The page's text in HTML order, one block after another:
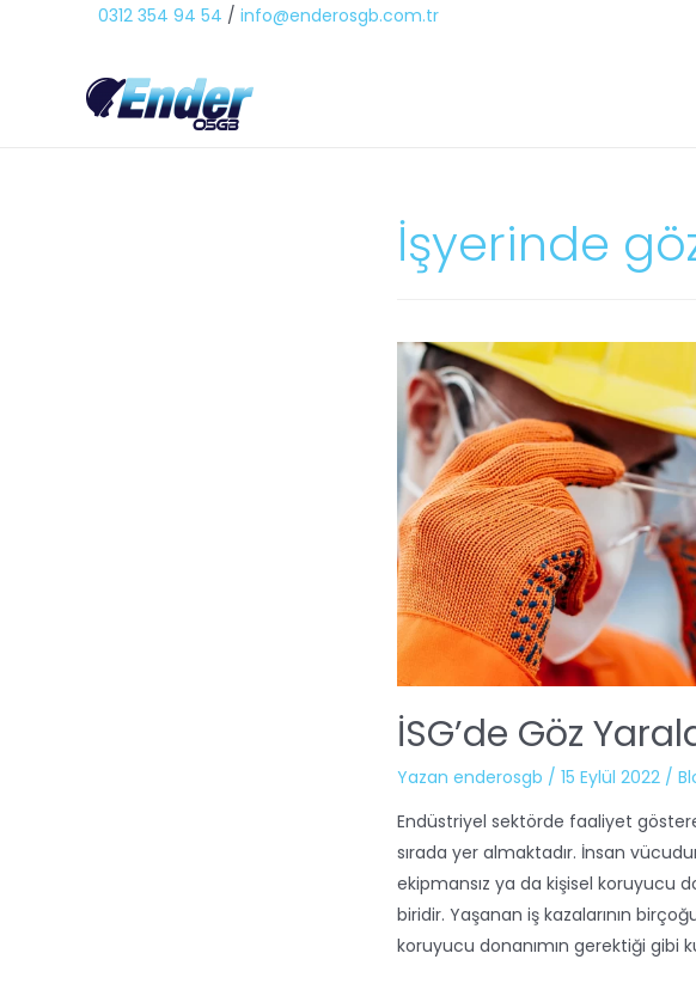
0312 354 94 54 / info@enderosgb.com.tr
İşyerinde
İSG’de Göz
Yazan enderosgb / 15 Eylül 2022 /
Endüstriyel sektörde faaliyet
sırada yer almaktadır. İnsan
ekipmansız ya da kişisel koruyucu
biridir. Yaşanan iş kazalarının
koruyucu donanımın gerektiği gibi